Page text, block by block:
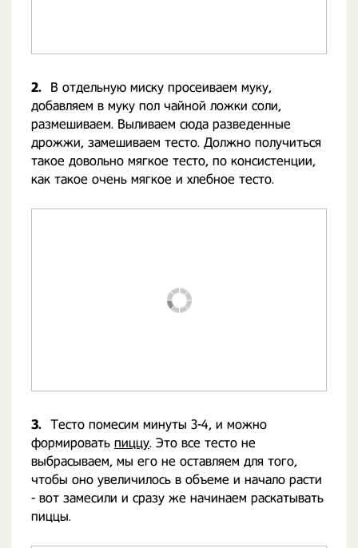
2.
В отдельную миску просеиваем муку,
добавляем в муку пол чайной ложки соли,
размешиваем. Выливаем сюда разведенные
дрожжи, замешиваем тесто. Должно получиться
такое довольно мягкое тесто, по консистенции,
как такое очень мягкое и хлебное тесто.
3. Тесто помесим минуты 3-4, и можно
формировать пиццу. Это все тесто не
выбрасываем, мы его не оставляем для того,
чтобы оно увеличилось в объеме и начало расти
- вот замесили и сразу же начинаем раскатывать
пиццы.